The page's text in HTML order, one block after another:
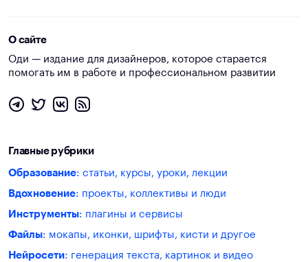
О сайте
Оди — издание для дизайнеров, которое старается
помогать им в работе и профессиональном развитии
Главные рубрики
Образование: статьи, курсы, уроки, лекции
Вдохновение: проекты, коллективы и люди
Инструменты: плагины и сервисы
Файлы: мокапы, иконки, шрифты, кисти и другое
Нейросети: генерация текста, картинок и видео